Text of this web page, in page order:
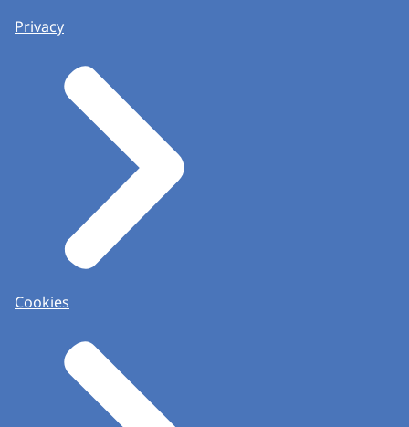
Privacy
Cookies